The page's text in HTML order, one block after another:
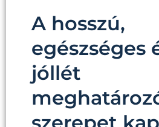
A hosszú,
egészséges
jóllét